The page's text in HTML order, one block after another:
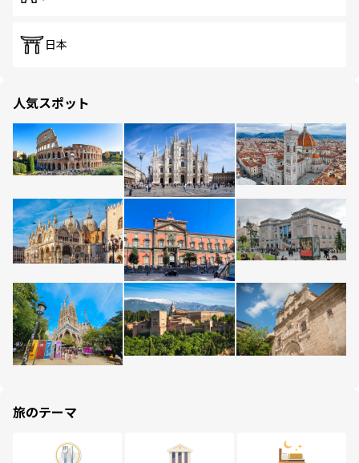
日本
人気スポット
旅のテーマ